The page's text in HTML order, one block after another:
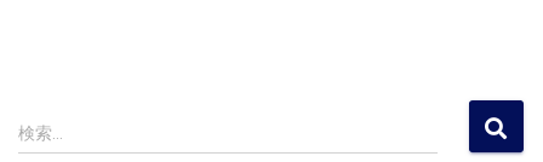
検
索
検索…